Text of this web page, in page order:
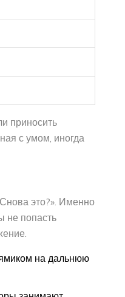
приносить
с умом, иногда
это?». Именно
не попасть
на дальнюю